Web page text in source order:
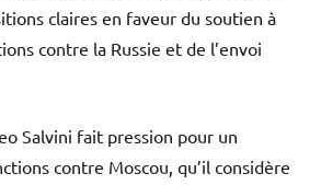
claires en faveur du soutien à
contre la Russie et de l’envoi
Salvini fait pression pour un
contre Moscou, qu’il considère